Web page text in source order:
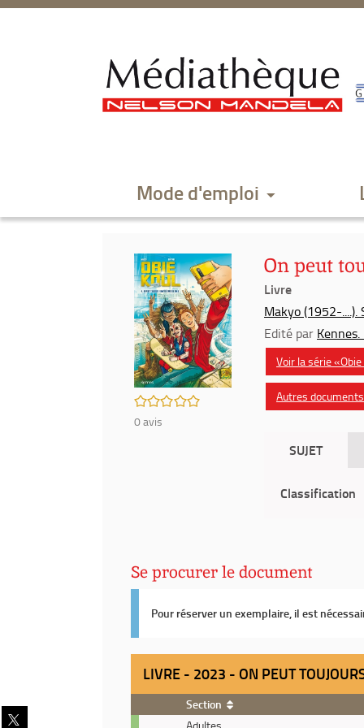
recherche
Mode d'emploi
Partager
/5
0avis
On peut
Livre
Makyo (1952-....).
Edité par
Voir la série «Obie
Autres
SUJET
Classification
Se procurer le document
Pour réserver un exemplaire, il est
LIVRE - 2023 - ON PEUT
Section